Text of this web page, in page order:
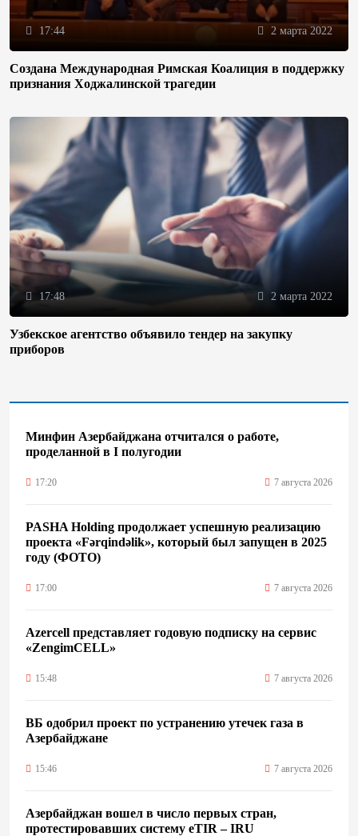
17:44 2 марта 2022
Создана Международная Римская Коалиция в поддержку
признания Ходжалинской трагедии
17:48 2 марта 2022
Узбекское агентство объявило тендер на закупку
приборов
Минфин Азербайджана отчитался о работе,
проделанной в I полугодии
17:20 7 августа 2026
PASHA Holding продолжает успешную реализацию
проекта «Fərqindəlik», который был запущен в 2025
году (ФОТО)
17:00 7 августа 2026
Azercell представляет годовую подписку на сервис
«ZengimCELL»
15:48 7 августа 2026
ВБ одобрил проект по устранению утечек газа в
Азербайджане
15:46 7 августа 2026
Азербайджан вошел в число первых стран,
протестировавших систему eTIR – IRU